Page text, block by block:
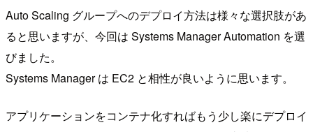
Auto Scaling グループへのデプロイ方法は様々な選択肢があ
ると思いますが、今回は Systems Manager Automation を選
びました。
Systems Manager は EC2 と相性が良いように思います。
アプリケーションをコンテナ化すればもう少し楽にデプロイ